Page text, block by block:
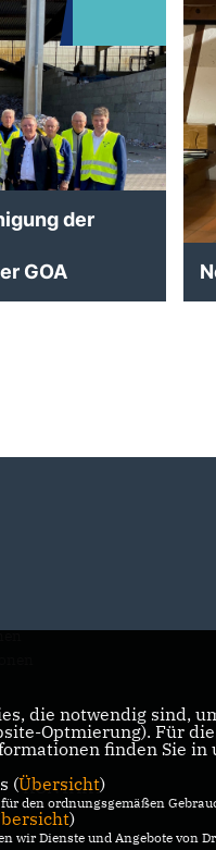
der
GOA
KONTAKT
die notwendig sind,
Optmierung). Für
finden Sie in
(Übersicht)
den ordnungsgemäßen
)
wir Dienste und Angebote von